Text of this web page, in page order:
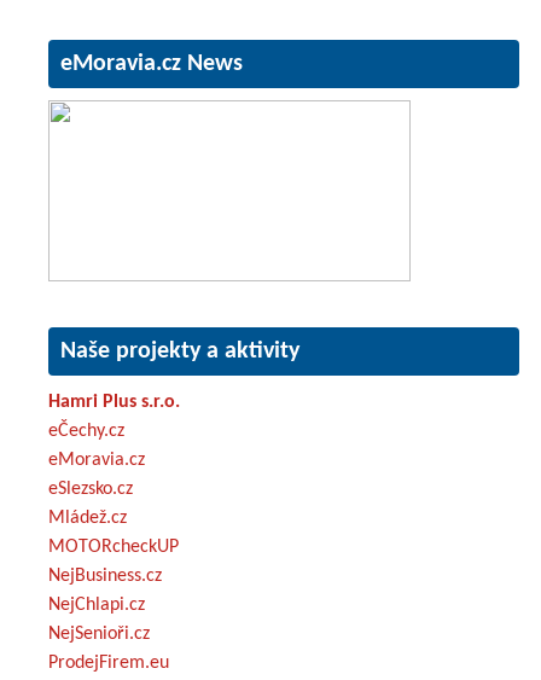
eMoravia.cz News
Naše projekty a aktivity
Hamri Plus s.r.o.
eČechy.cz
eMoravia.cz
eSlezsko.cz
Mládež.cz
MOTORcheckUP
NejBusiness.cz
NejChlapi.cz
NejSenioři.cz
ProdejFirem.eu